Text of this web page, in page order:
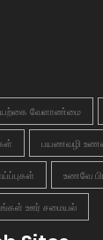
வேளாண்மை
பயணவழி
உணவே
ஊர் சமையல்